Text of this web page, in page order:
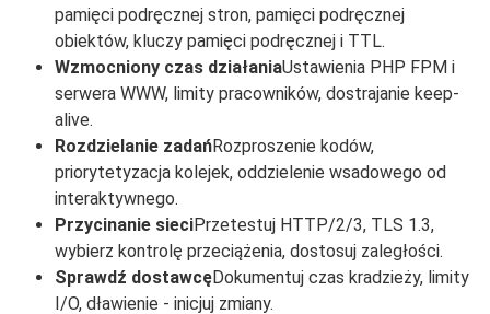
pamięci podręcznej stron, pamięci podręcznej
obiektów, kluczy pamięci podręcznej i TTL.
Wzmocniony czas działaniaUstawienia PHP FPM i
serwera WWW, limity pracowników, dostrajanie keep-
alive.
Rozdzielanie zadańRozproszenie kodów,
priorytetyzacja kolejek, oddzielenie wsadowego od
interaktywnego.
Przycinanie sieciPrzetestuj HTTP/2/3, TLS 1.3,
wybierz kontrolę przeciążenia, dostosuj zaległości.
Sprawdź dostawcęDokumentuj czas kradzieży, limity
I/O, dławienie - inicjuj zmiany.